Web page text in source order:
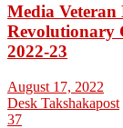
Media Veteran
Revolutionary
2022-23
August 17, 2022
Desk Takshakapost
37